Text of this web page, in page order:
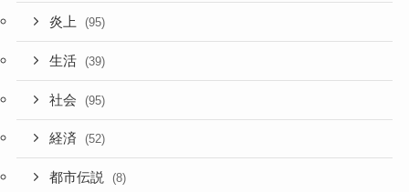
炎上 (95)
生活 (39)
社会 (95)
経済 (52)
都市伝説 (8)